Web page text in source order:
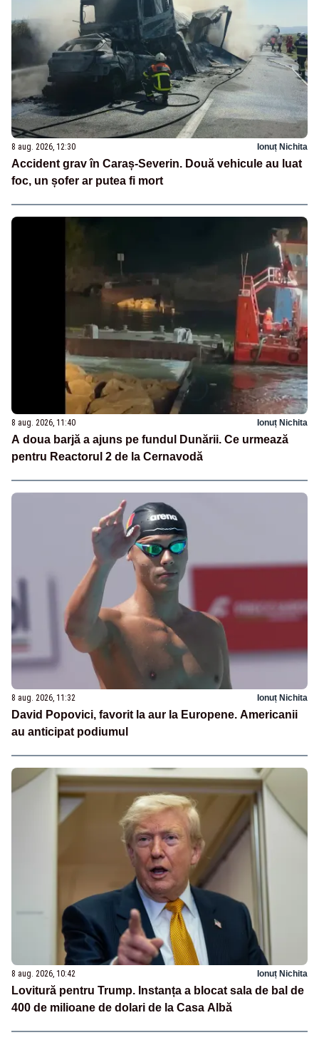
8 aug. 2026, 12:30 Ionuț Nichita
Accident grav în Caraș-Severin. Două vehicule au luat
foc, un șofer ar putea fi mort
8 aug. 2026, 11:40 Ionuț Nichita
A doua barjă a ajuns pe fundul Dunării. Ce urmează
pentru Reactorul 2 de la Cernavodă
8 aug. 2026, 11:32 Ionuț Nichita
David Popovici, favorit la aur la Europene. Americanii
au anticipat podiumul
8 aug. 2026, 10:42 Ionuț Nichita
Lovitură pentru Trump. Instanța a blocat sala de bal de
400 de milioane de dolari de la Casa Albă